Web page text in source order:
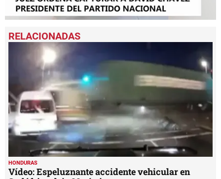
seconds
of
HONDURAS
Vídeo: Espeluznante accidente vehicular en